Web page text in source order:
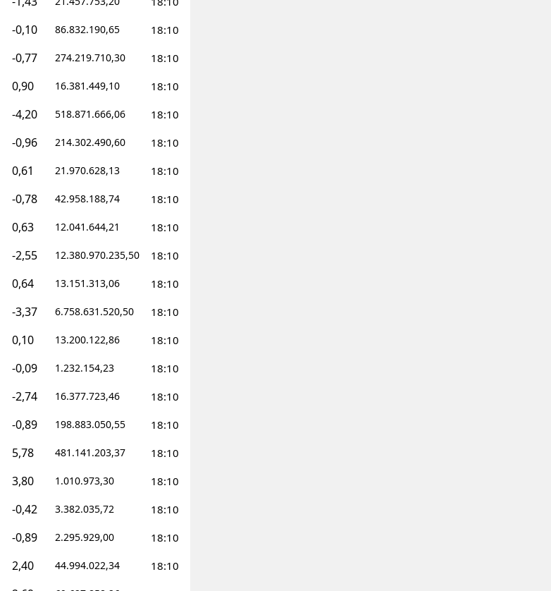
-0,10 86.832.190,65 18:10
-0,77 274.219.710,30 18:10
0,90 16.381.449,10 18:10
-4,20 518.871.666,06 18:10
-0,96 214.302.490,60 18:10
0,61 21.970.628,13 18:10
-0,78 42.958.188,74 18:10
0,63 12.041.644,21 18:10
-2,55 12.380.970.235,50 18:10
0,64 13.151.313,06 18:10
-3,37 6.758.631.520,50 18:10
0,10 13.200.122,86 18:10
-0,09 1.232.154,23 18:10
-2,74 16.377.723,46 18:10
-0,89 198.883.050,55 18:10
5,78 481.141.203,37 18:10
3,80 1.010.973,30 18:10
-0,42 3.382.035,72 18:10
-0,89 2.295.929,00 18:10
2,40 44.994.022,34 18:10